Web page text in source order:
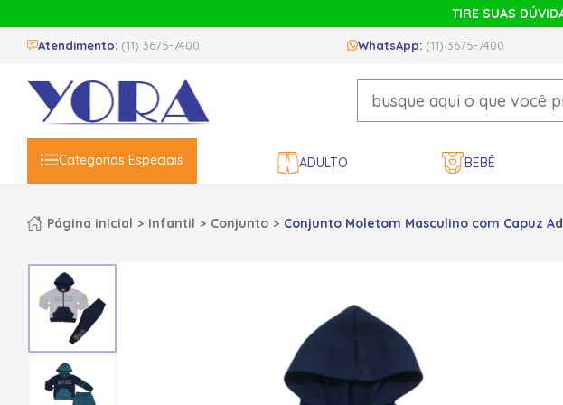
TIRE SUAS
Atendimento: (11) 3675-7400 WhatsApp: (11) 3675-7400
Categorias Especiais ADULTO BEBÊ
Página inicial Infantil Conjunto Conjunto Moletom Masculino com Capuz